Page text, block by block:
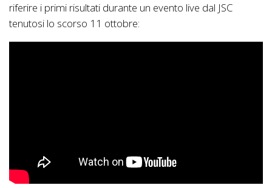
riferire i primi risultati durante un evento live dal JSC
tenutosi lo scorso 11 ottobre: